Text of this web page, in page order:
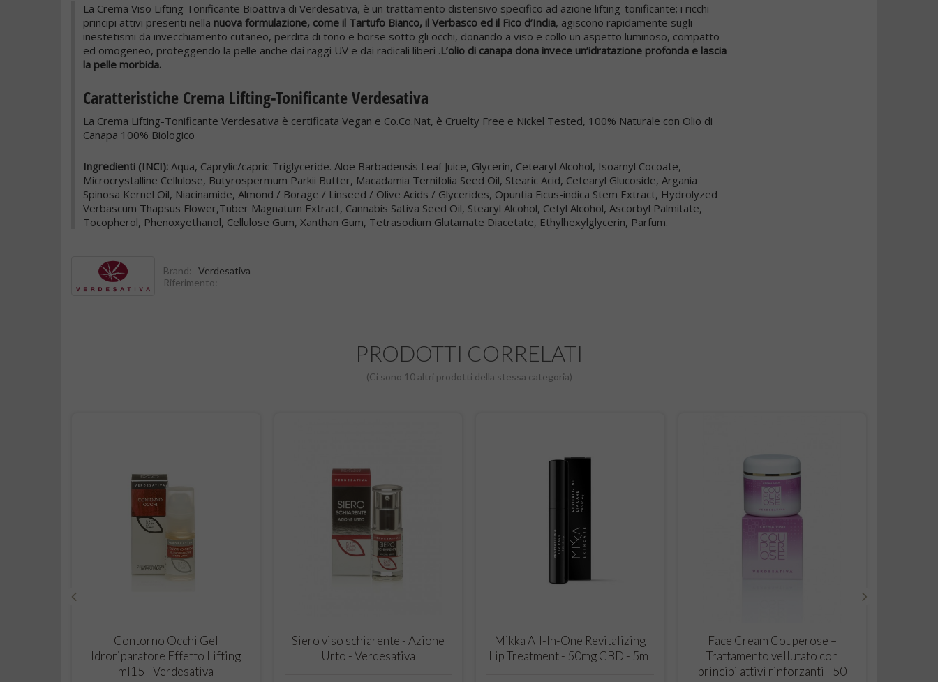
La Crema Viso Lifting Tonificante Bioattiva di Verdesativa, è un trattamento distensivo specifico ad azione lifting-tonificante; i ricchi
principi attivi presenti nella nuova formulazione, come il Tartufo Bianco, il Verbasco ed il Fico d’India, agiscono rapidamente sugli
inestetismi da invecchiamento cutaneo, perdita di tono e borse sotto gli occhi, donando a viso e collo un aspetto luminoso, compatto
ed omogeneo, proteggendo la pelle anche dai raggi UV e dai radicali liberi .L’olio di canapa dona invece un’idratazione profonda e lascia
la pelle morbida.
Caratteristiche Crema Lifting-Tonificante Verdesativa
La Crema Lifting-Tonificante Verdesativa è certificata Vegan e Co.Co.Nat, è Cruelty Free e Nickel Tested, 100% Naturale con Olio di
Canapa 100% Biologico
Ingredienti (INCI): Aqua, Caprylic/capric Triglyceride. Aloe Barbadensis Leaf Juice, Glycerin, Cetearyl Alcohol, Isoamyl Cocoate,
Microcrystalline Cellulose, Butyrospermum Parkii Butter, Macadamia Ternifolia Seed Oil, Stearic Acid, Cetearyl Glucoside, Argania
Spinosa Kernel Oil, Niacinamide, Almond / Borage / Linseed / Olive Acids / Glycerides, Opuntia Ficus-indica Stem Extract, Hydrolyzed
Verbascum Thapsus Flower,Tuber Magnatum Extract, Cannabis Sativa Seed Oil, Stearyl Alcohol, Cetyl Alcohol, Ascorbyl Palmitate,
Tocopherol, Phenoxyethanol, Cellulose Gum, Xanthan Gum, Tetrasodium Glutamate Diacetate, Ethylhexylglycerin, Parfum.
Brand:
Verdesativa
Riferimento:
--
PRODOTTI CORRELATI
(Ci sono 10 altri prodotti della stessa categoria)
CARRELLO
Contorno Occhi Gel
Idroriparatore Effetto Lifting
ml15 - Verdesativa
CARRELLO
Siero viso schiarente - Azione
Urto - Verdesativa
CARRELLO
Mikka All-In-One Revitalizing
Lip Treatment - 50mg CBD - 5ml
CARRELLO
Face Cream Couperose –
Trattamento vellutato con
principi attivi rinforzanti - 50